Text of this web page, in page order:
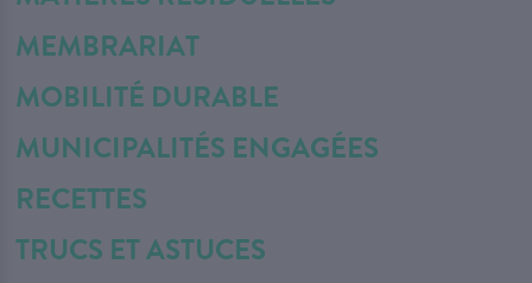
MEMBRARIAT
MOBILITÉ DURABLE
MUNICIPALITÉS ENGAGÉES
RECETTES
TRUCS ET ASTUCES